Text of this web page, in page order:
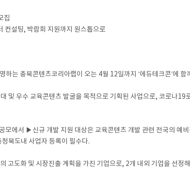
집
컨설팅, 박람회 지원까지 원스톱으로
는 충북콘텐츠코리아랩이 오는 4월 12일까지 ‘에듀테크콘’에 함
및 우수 교육콘텐츠 발굴을 목적으로 기획된 사업으로, 코로나
에서 ▶신규 개발 지원 대상은 교육콘텐츠 개발 관련 전국의 예
북도내 사업자 등록이 필수다.
고도화 및 시장진출 계획을 가진 기업으로, 2개 내외 기업을 선정